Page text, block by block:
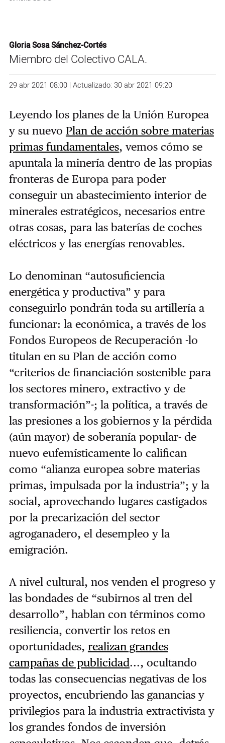
Gloria Sosa Sánchez-Cortés
Miembro del Colectivo CALA.
29 abr 2021 08:00 | Actualizado: 30 abr 2021 09:20
Leyendo los planes de la Unión Europea
y su nuevo Plan de acción sobre materias
primas fundamentales, vemos cómo se
apuntala la minería dentro de las propias
fronteras de Europa para poder
conseguir un abastecimiento interior de
minerales estratégicos, necesarios entre
otras cosas, para las baterías de coches
eléctricos y las energías renovables.
Lo denominan “autosuficiencia
energética y productiva” y para
conseguirlo pondrán toda su artillería a
funcionar: la económica, a través de los
Fondos Europeos de Recuperación -lo
titulan en su Plan de acción como
“criterios de financiación sostenible para
los sectores minero, extractivo y de
transformación”-; la política, a través de
las presiones a los gobiernos y la pérdida
(aún mayor) de soberanía popular- de
nuevo eufemísticamente lo califican
como “alianza europea sobre materias
primas, impulsada por la industria”; y la
social, aprovechando lugares castigados
por la precarización del sector
agroganadero, el desempleo y la
emigración.
A nivel cultural, nos venden el progreso y
las bondades de “subirnos al tren del
desarrollo”, hablan con términos como
resiliencia, convertir los retos en
oportunidades, realizan grandes
campañas de publicidad..., ocultando
todas las consecuencias negativas de los
proyectos, encubriendo las ganancias y
privilegios para la industria extractivista y
los grandes fondos de inversión